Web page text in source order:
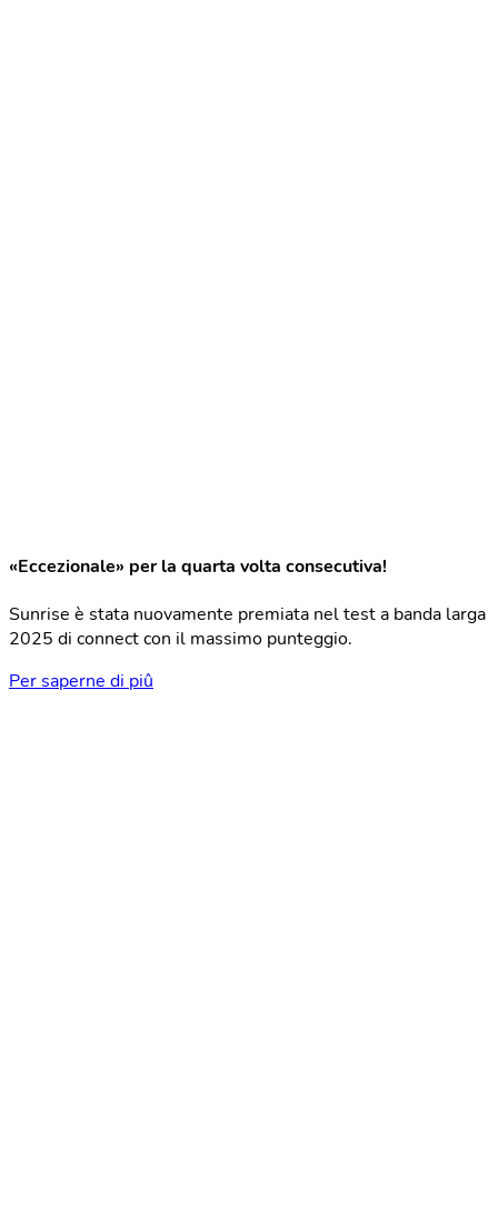
«Eccezionale» per la quarta volta consecutiva!
Sunrise è stata nuovamente premiata nel test a banda larga
2025 di connect con il massimo punteggio.
Per saperne di piû